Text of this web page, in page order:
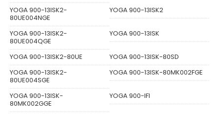
YOGA 900-13ISK2-
80UE004NGE
YOGA 900-13ISK2
YOGA 900-13ISK2-
80UE004QGE
YOGA 900-13ISK
YOGA 900-13ISK2-80UE
YOGA 900-13ISK-80SD
YOGA 900-13ISK2-
80UE004SGE
YOGA 900-13ISK-80MK002FGE
YOGA 900-13ISK-
80MK002GGE
YOGA 900-IFI